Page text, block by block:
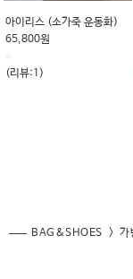
마농 (샤* 오지리널 그대
명품슈즈 그대로 신경썼
굽 - 6cm, 8cm 초이스
BAG&SHOES 가